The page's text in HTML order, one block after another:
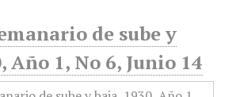
de sube y
Año 1, No 6, Junio 14